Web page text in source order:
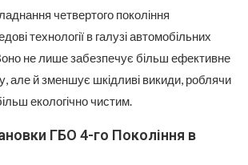
четвертого покоління
технології в галузі автомобільних
не лише забезпечує більш ефективне
але й зменшує шкідливі викиди, роблячи
екологічно чистим.
ГБО 4-го Покоління в